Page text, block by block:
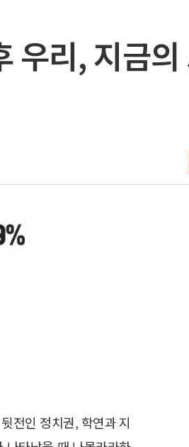
리, 지금
전인 정치권, 학연과 지